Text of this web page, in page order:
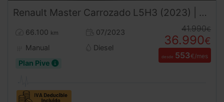
Renault Master Carrozado L5H3 (2023) | Caja 4,60m | Trampilla | 3500kg | Carnet B
66.100 km
07/2023
Manual
Diesel
Plan Pive
41.990€
36.990€
desde 553€/mes